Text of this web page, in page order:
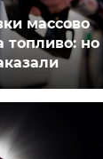
массово
но